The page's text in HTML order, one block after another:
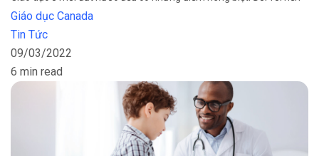
Giáo dục Canada
Tin Tức
09/03/2022
6 min read